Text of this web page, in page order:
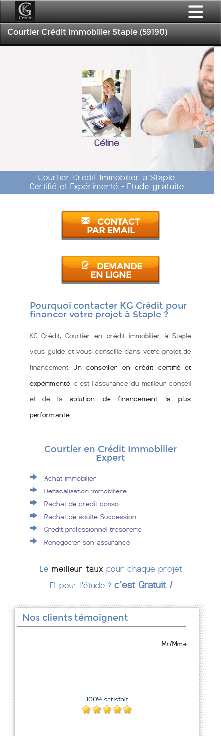
Courtier Crédit Immobilier Staple (59190)
Céline
Courtier Crédit Immobilier à Staple
Certifié et Expérimenté - Etude gratuite
CONTACT
PAR EMAIL
DEMANDE
EN LIGNE
Pourquoi contacter KG Crédit pour
financer votre projet à Staple ?
KG Crédit, Courtier en crédit immobilier à Staple
vous guide et vous conseille dans votre projet de
financement.Un conseiller en crédit certifié et
expérimenté, c'est l'assurance du meilleur conseil
et de lasolution de financement la plus
performante
Courtier en Crédit Immobilier
Expert
Achat immobilier
Defiscalisation immobiliere
Rachat de credit conso
Rachat de soulte Succession
Credit professionnel tresorerie
Renégocier son assurance
Le meilleur taux pour chaque projet
Et pour l'étude ? c'est Gratuit !
Nos clients témoignent
Mr/Mme .